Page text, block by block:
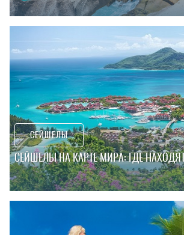
СЕЙШЕЛЫ
СЕЙШЕЛЫ НА КАРТЕ МИРА: ГДЕ